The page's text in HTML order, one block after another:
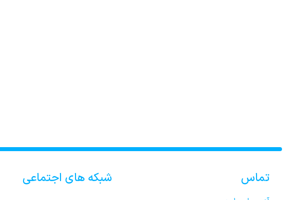
تماس شبکه های اجتماعی